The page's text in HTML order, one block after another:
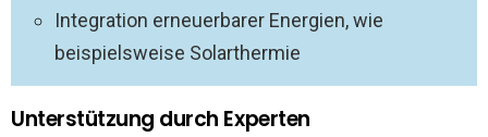
Integration erneuerbarer Energien, wie
beispielsweise Solarthermie
Unterstützung durch Experten